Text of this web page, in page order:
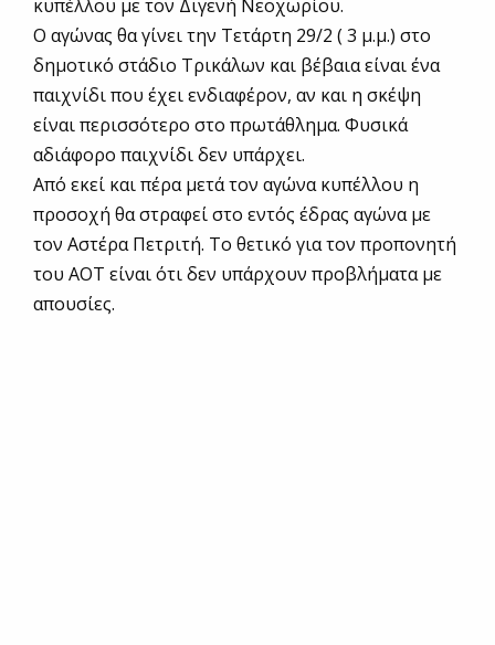
κυπέλλου με τον Διγενή Νεοχωρίου.
Ο αγώνας θα γίνει την Τετάρτη 29/2 ( 3 μ.μ.) στο
δημοτικό στάδιο Τρικάλων και βέβαια είναι ένα
παιχνίδι που έχει ενδιαφέρον, αν και η σκέψη
είναι περισσότερο στο πρωτάθλημα. Φυσικά
αδιάφορο παιχνίδι δεν υπάρχει.
Από εκεί και πέρα μετά τον αγώνα κυπέλλου η
προσοχή θα στραφεί στο εντός έδρας αγώνα με
τον Αστέρα Πετριτή. Το θετικό για τον προπονητή
του ΑΟΤ είναι ότι δεν υπάρχουν προβλήματα με
απουσίες.